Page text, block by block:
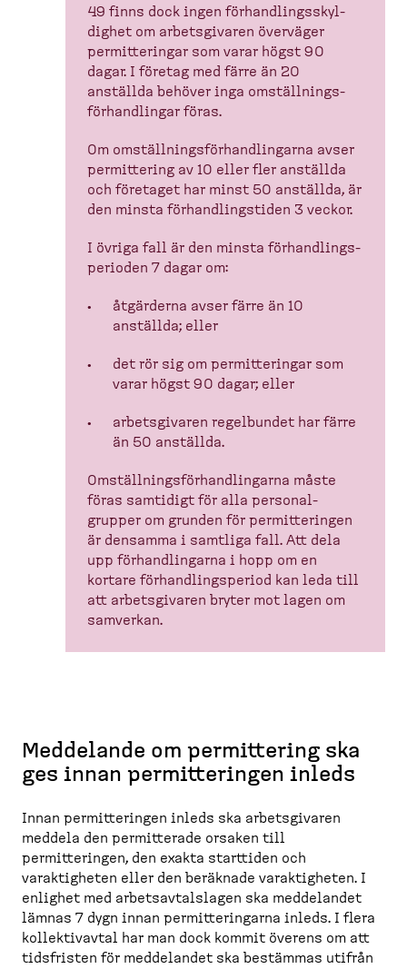
49 finns dock ingen förhand­lings­skyl­
dighet om arbets­givaren överväger
permit­te­ringar som varar högst 90
dagar. I företag med färre än 20
anställda behöver inga omställ­nings­
för­hand­lingar föras.
Om omställ­nings­för­hand­lingarna avser
permit­tering av 10 eller fler anställda
och företaget har minst 50 anställda, är
den minsta förhand­lingstiden 3 veckor.
I övriga fall är den minsta förhand­lings­
pe­rioden 7 dagar om:
åtgärderna avser färre än 10
anställda; eller
det rör sig om permit­te­ringar som
varar högst 90 dagar; eller
arbets­givaren regelbundet har färre
än 50 anställda.
Omställ­nings­för­hand­lingarna måste
föras samtidigt för alla personal­
grupper om grunden för permit­te­ringen
är densamma i samtliga fall. Att dela
upp förhand­lingarna i hopp om en
kortare förhand­lings­period kan leda till
att arbets­givaren bryter mot lagen om
samverkan.
Meddelande om permittering ska
ges innan permitteringen inleds
Innan permitteringen inleds ska arbetsgivaren
meddela den permitterade orsaken till
permitteringen, den exakta starttiden och
varaktigheten eller den beräknade varaktigheten. I
enlighet med arbetsavtalslagen ska meddelandet
lämnas 7 dygn innan permitteringarna inleds. I flera
kollektivavtal har man dock kommit överens om att
tidsfristen för meddelandet ska bestämmas utifrån